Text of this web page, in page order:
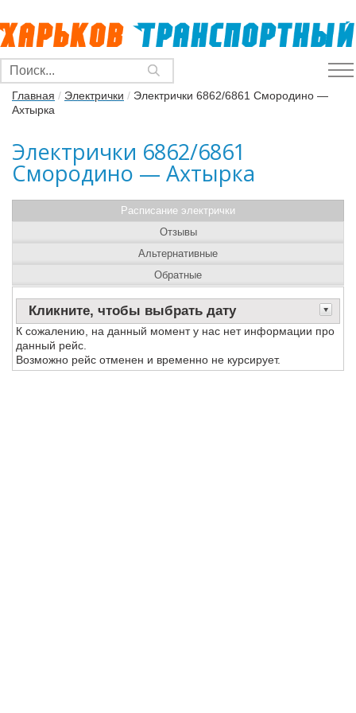
Главная / Электрички / Электрички 6862/6861 Смородино —
Ахтырка
Электрички 6862/6861
Смородино — Ахтырка
Расписание электрички
Кликните, чтобы выбрать дату
К сожалению, на данный момент у нас нет информации про
данный рейс.
Возможно рейс отменен и временно не курсирует.
Отзывы
Альтернативные
Обратные